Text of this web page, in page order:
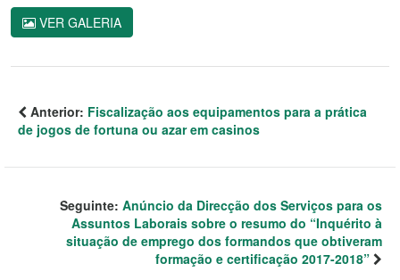
VER GALERIA
Anterior: Fiscalização aos equipamentos para a prática
de jogos de fortuna ou azar em casinos
Seguinte: Anúncio da Direcção dos Serviços para os
Assuntos Laborais sobre o resumo do “Inquérito à
situação de emprego dos formandos que obtiveram
formação e certificação 2017-2018”